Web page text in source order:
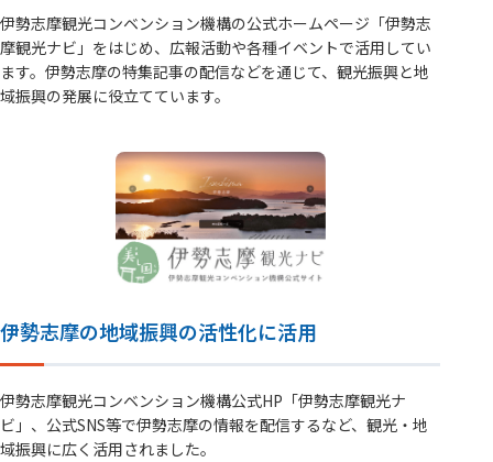
伊勢志摩観光コンベンション機構の公式ホームページ「伊勢志
摩観光ナビ」をはじめ、広報活動や各種イベントで活用してい
ます。伊勢志摩の特集記事の配信などを通じて、観光振興と地
域振興の発展に役立てています。
伊勢志摩の地域振興の活性化に活用
伊勢志摩観光コンベンション機構公式HP「伊勢志摩観光ナ
ビ」、公式SNS等で伊勢志摩の情報を配信するなど、観光・地
域振興に広く活用されました。